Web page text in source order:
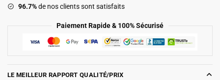
96.7%de nos clients sont satisfaits
Paiement Rapide & 100% Sécurisé
LE MEILLEUR RAPPORT QUALITÉ/PRIX